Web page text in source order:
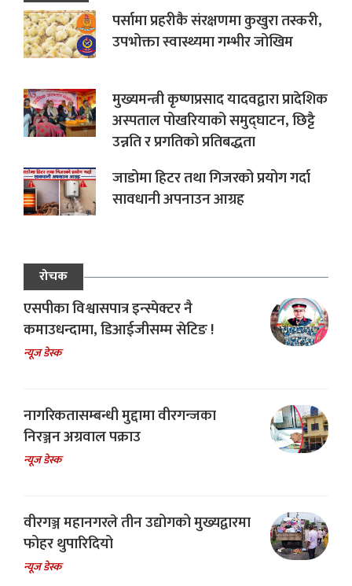
पर्सामा प्रहरीकै संरक्षणमा कुखुरा तस्करी,
उपभोक्ता स्वास्थ्यमा गम्भीर जोखिम
मुख्यमन्त्री कृष्णप्रसाद यादवद्वारा प्रादेशिक
अस्पताल पोखरियाको समुद्घाटन, छिट्टै
उन्नति र प्रगतिको प्रतिबद्धता
जाडोमा हिटर तथा गिजरको प्रयोग गर्दा
सावधानी अपनाउन आग्रह
रोचक
एसपीका विश्वासपात्र इन्स्पेक्टर नै
कमाउधन्दामा, डिआईजीसम्म सेटिङ !
न्यूज डेस्क
नागरिकतासम्बन्धी मुद्दामा वीरगन्जका
निरञ्जन अग्रवाल पक्राउ
न्यूज डेस्क
वीरगञ्ज महानगरले तीन उद्योगको मुख्यद्वारमा
फोहर थुपारिदियो
न्यूज डेस्क